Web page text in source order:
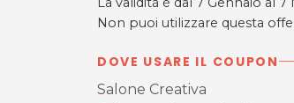
Non puoi utilizzare questa
DOVE USARE IL COUPON
Salone Creativa